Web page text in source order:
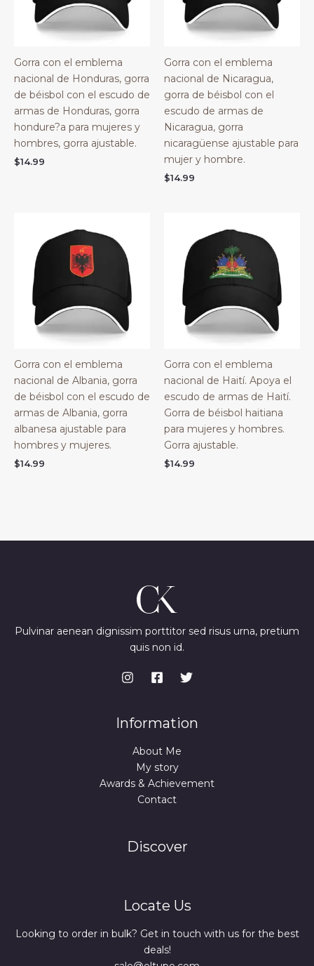
Gorra con el emblema
nacional de Honduras, gorra
de béisbol con el escudo de
armas de Honduras, gorra
hondure?a para mujeres y
hombres, gorra ajustable.
$14.99
Gorra con el emblema
nacional de Nicaragua,
gorra de béisbol con el
escudo de armas de
Nicaragua, gorra
nicaragüense ajustable para
mujer y hombre.
$14.99
Gorra con el emblema
nacional de Albania, gorra
de béisbol con el escudo de
armas de Albania, gorra
albanesa ajustable para
hombres y mujeres.
$14.99
Gorra con el emblema
nacional de Haití. Apoya el
escudo de armas de Haití.
Gorra de béisbol haitiana
para mujeres y hombres.
Gorra ajustable.
$14.99
Pulvinar aenean dignissim porttitor sed risus urna, pretium
quis non id.
Information
About Me
My story
Awards & Achievement
Contact
Discover
Locate Us
Looking to order in bulk? Get in touch with us for the best
deals!